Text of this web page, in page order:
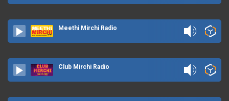
Meethi Mirchi Radio
Club Mirchi Radio